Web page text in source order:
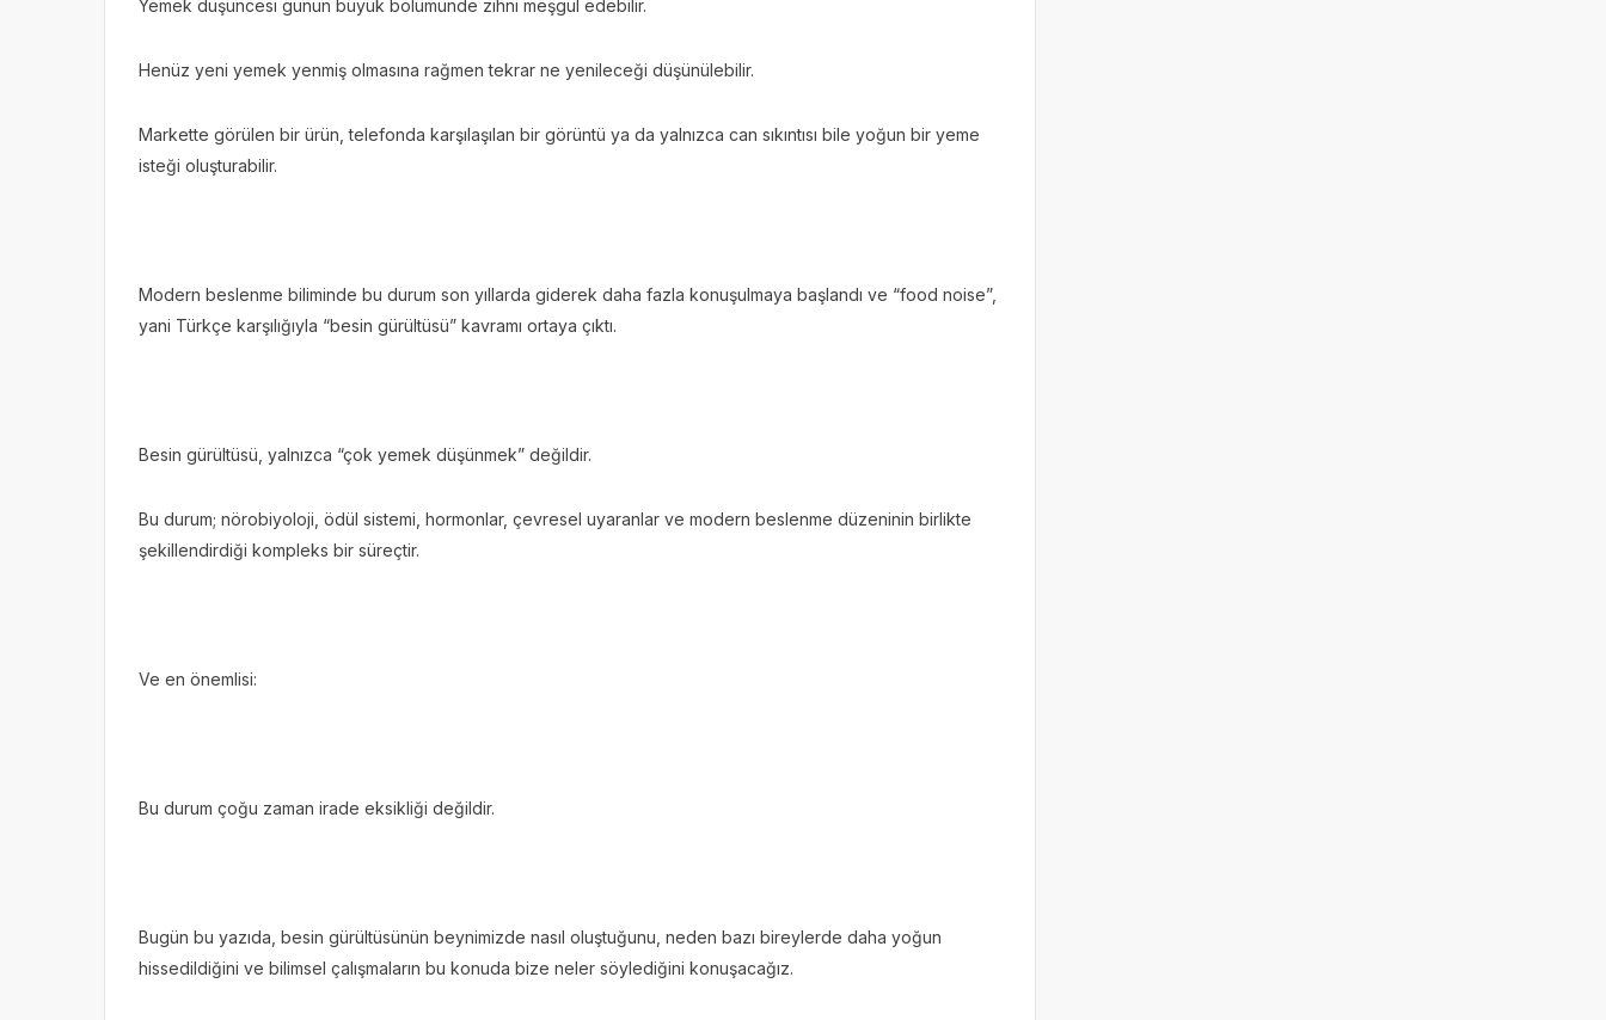
Yemek düşüncesi günün büyük bölümünde zihni meşgul edebilir.
Henüz yeni yemek yenmiş olmasına rağmen tekrar ne yenileceği düşünülebilir.
Markette görülen bir ürün, telefonda karşılaşılan bir görüntü ya da yalnızca can sıkıntısı bile yoğun bir yeme
isteği oluşturabilir.
Modern beslenme biliminde bu durum son yıllarda giderek daha fazla konuşulmaya başlandı ve “food noise”,
yani Türkçe karşılığıyla “besin gürültüsü” kavramı ortaya çıktı.
Besin gürültüsü, yalnızca “çok yemek düşünmek” değildir.
Bu durum; nörobiyoloji, ödül sistemi, hormonlar, çevresel uyaranlar ve modern beslenme düzeninin birlikte
şekillendirdiği kompleks bir süreçtir.
Ve en önemlisi:
Bu durum çoğu zaman irade eksikliği değildir.
Bugün bu yazıda, besin gürültüsünün beynimizde nasıl oluştuğunu, neden bazı bireylerde daha yoğun
hissedildiğini ve bilimsel çalışmaların bu konuda bize neler söylediğini konuşacağız.